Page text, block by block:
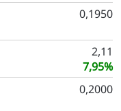
0,1950
2,11
7,95%
0,2000